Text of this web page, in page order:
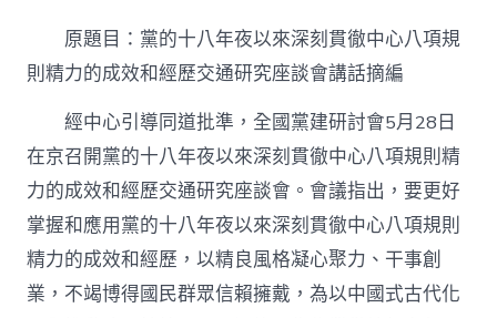
十
八
年
以
來
深
刻
貫
徹
中
心
八
原題目：黨的十八年夜以來深刻貫徹中心八項規
則精力的成效和經歷交通研究座談會講話摘編
經中心引導同道批準，全國黨建研討會5月28日
在京召開黨的十八年夜以來深刻貫徹中心八項規則精
力的成效和經歷交通研究座談會。會議指出，要更好
掌握和應用黨的十八年夜以來深刻貫徹中心八項規則
精力的成效和經歷，以精良風格凝心聚力、干事創
業，不竭博得國民群眾信賴擁戴，為以中國式古代化